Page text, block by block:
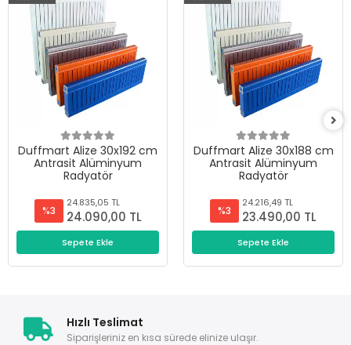
Duffmart Alize 30x192 cm
Antrasit Alüminyum
Radyatör
%3
24.835,05 TL
24.090,00 TL
Sepete Ekle
Duffmart Alize 30x188 cm
Antrasit Alüminyum
Radyatör
%3
24.216,49 TL
23.490,00 TL
Sepete Ekle
Hızlı Teslimat
Siparişleriniz en kısa sürede elinize ulaşır.